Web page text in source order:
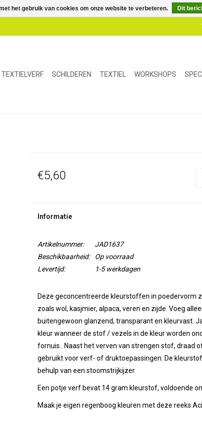
TEXTIELVERF SCHILDEREN TEXTIEL WORKSHOPS
€5,60
Informatie
Artikelnummer:
JAD1637
Beschikbaarheid:
Op voorraad
Levertijd:
1-5 werkdagen
Deze geconcentreerde kleurstoffen in poedervorm
zoals wol, kasjmier, alpaca, veren en zijde. Voeg
buitengewoon glanzend, transparant en kleurvast.
kleur wanneer de stof / vezels in de kleur worden
fornuis.. Naast het verven van strengen stof, draad
gebruikt voor verf- of druktoepassingen. De
behulp van een stoomstrijkijzer.
Een potje verf bevat 14 gram kleurstof, voldoende
Maak je eigen regenboog kleuren met deze reeks
het gebruik van cookies om onze website te verbeteren. Dit